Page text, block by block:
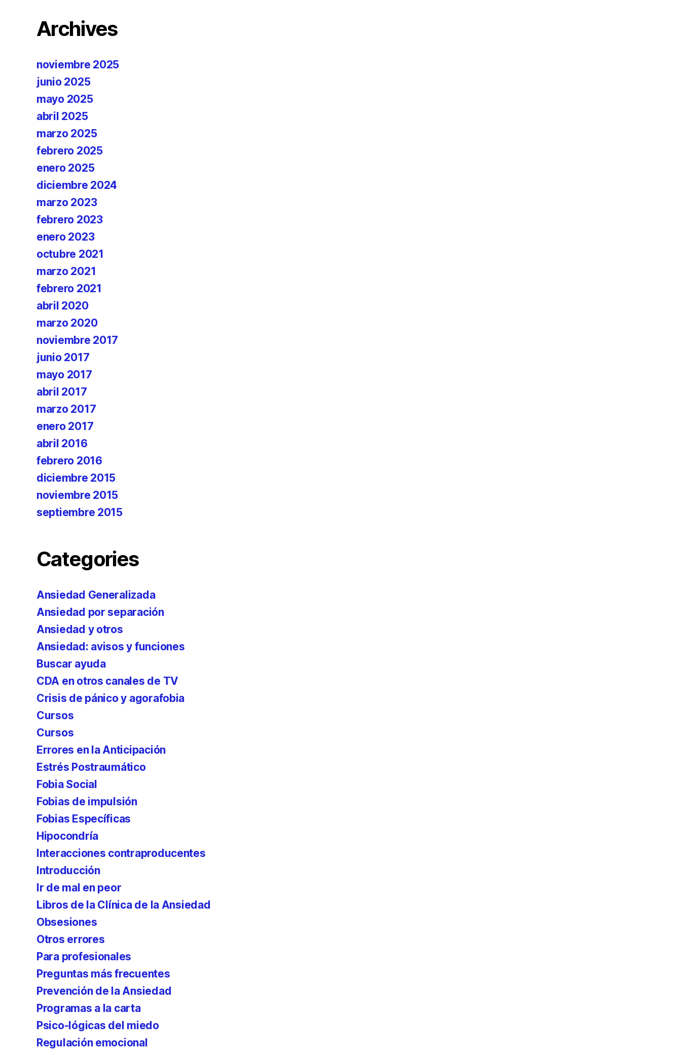
Archives
noviembre 2025
junio 2025
mayo 2025
abril 2025
marzo 2025
febrero 2025
enero 2025
diciembre 2024
marzo 2023
febrero 2023
enero 2023
octubre 2021
marzo 2021
febrero 2021
abril 2020
marzo 2020
noviembre 2017
junio 2017
mayo 2017
abril 2017
marzo 2017
enero 2017
abril 2016
febrero 2016
diciembre 2015
noviembre 2015
septiembre 2015
Categories
Ansiedad Generalizada
Ansiedad por separación
Ansiedad y otros
Ansiedad: avisos y funciones
Buscar ayuda
CDA en otros canales de TV
Crisis de pánico y agorafobia
Cursos
Cursos
Errores en la Anticipación
Estrés Postraumático
Fobia Social
Fobias de impulsión
Fobias Específicas
Hipocondría
Interacciones contraproducentes
Introducción
Ir de mal en peor
Libros de la Clínica de la Ansiedad
Obsesiones
Otros errores
Para profesionales
Preguntas más frecuentes
Prevención de la Ansiedad
Programas a la carta
Psico-lógicas del miedo
Regulación emocional